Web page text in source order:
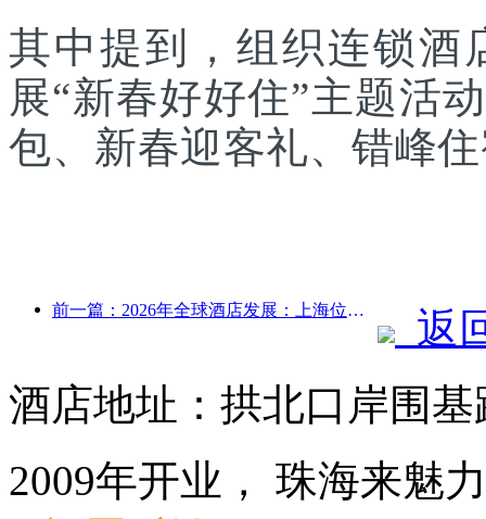
其中提到，组织连锁酒
展“新春好好住”主题活
包、新春迎客礼、错峰
前一篇：2026年全球酒店发展：上海位居客房新增量榜首
返
酒店地址：拱北口岸围基
2009年开业， 珠海来魅